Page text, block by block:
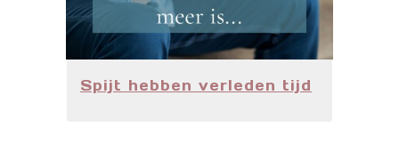
Spijt hebben verleden tijd